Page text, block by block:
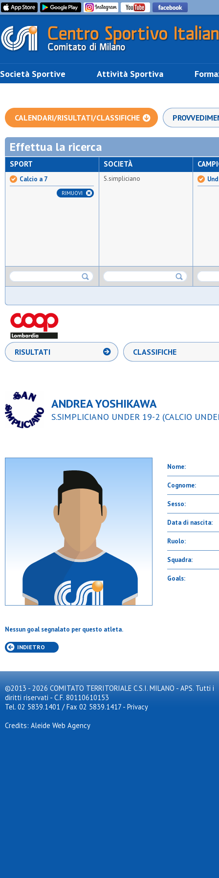
Società Sportive Attività Sportiva
CALENDARI/RISULTATI/CLASSIFICHE
Effettua la ricerca
SPORT
Calcio a 7
RIMUOVI
SOCIETÀ
S.simpliciano
RISULTATI CLASSIFICHE
ANDREA YOSHIKAWA
S.SIMPLICIANO UNDER 19-2 (CALCIO
Nome:
Cognome:
Sesso:
Data di nascita:
Ruolo:
Squadra:
Goals:
Nessun goal segnalato per questo atleta.
INDIETRO
©2013 - 2026 COMITATO TERRITORIALE C.S.I. MILANO - APS. Tutti i
diritti riservati - C.F. 80110610153
Tel. 02 5839.1401 / Fax 02 5839.1417 - Privacy
Credits: Aleide Web Agency